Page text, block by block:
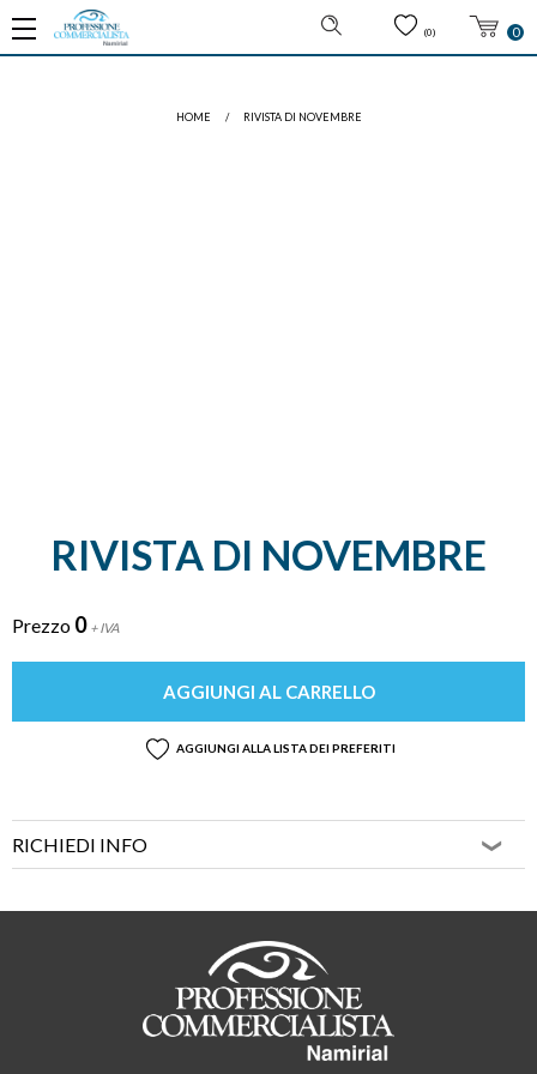
(0) 0
HOME / RIVISTA DI NOVEMBRE
RIVISTA DI NOVEMBRE
Prezzo 0 + IVA
AGGIUNGI AL CARRELLO
AGGIUNGI ALLA LISTA DEI PREFERITI
RICHIEDI INFO